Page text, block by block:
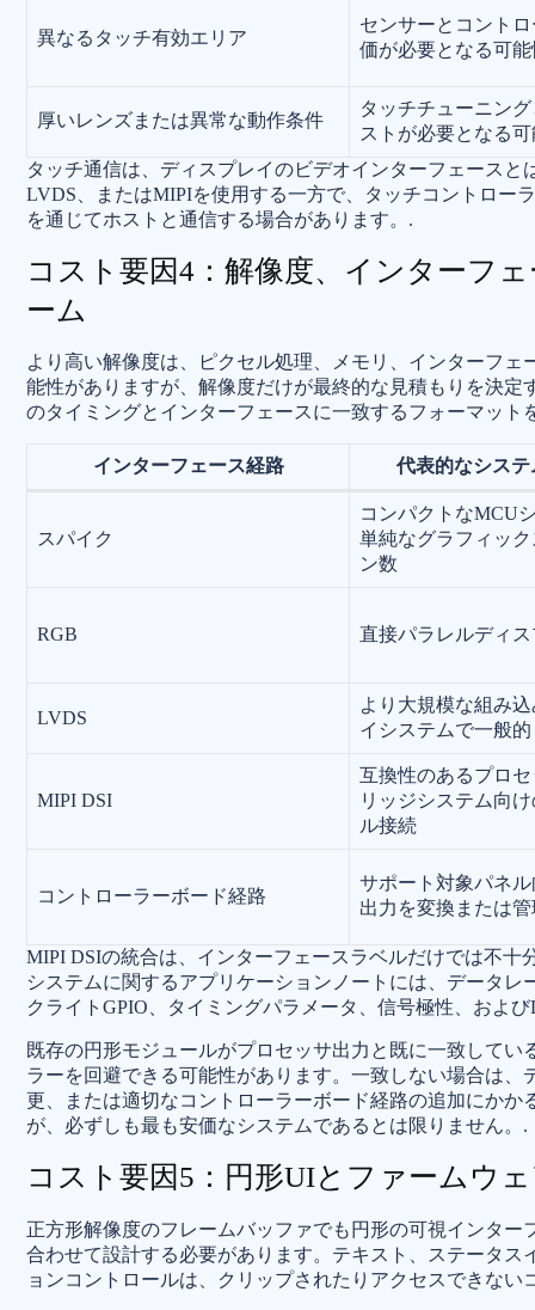
異なるタッチ有効エリア
センサーとコント
価が必要となる可
厚いレンズまたは異常な動作条件
タッチチューニン
ストが必要となる
タッチ通信は、ディスプレイのビデオインターフェース
LVDS、またはMIPIを使用する一方で、タッチコントロー
を通じてホストと通信する場合があります。.
コスト要因4：解像度、インターフ
ーム
より高い解像度は、ピクセル処理、メモリ、インターフ
能性がありますが、解像度だけが最終的な見積もりを決
のタイミングとインターフェースに一致するフォーマット
インターフェース経路 代表的なシス
スパイク
コンパクトなMCU
単純なグラフィッ
ン数
RGB 直接パラレルディ
LVDS
より大規模な組み
イシステムで一般的
MIPI DSI
互換性のあるプロ
リッジシステム向
ル接続
コントローラーボード経路
サポート対象パネ
出力を変換または管
MIPI DSIの統合は、インターフェースラベルだけでは不
システムに関するアプリケーションノートには、データ
クライトGPIO、タイミングパラメータ、信号極性、およ
既存の円形モジュールがプロセッサ出力と既に一致して
ラーを回避できる可能性があります。一致しない場合は
更、または適切なコントローラーボード経路の追加にか
が、必ずしも最も安価なシステムであるとは限りません。.
コスト要因5：円形UIとファームウ
正方形解像度のフレームバッファでも円形の可視インタ
合わせて設計する必要があります。テキスト、ステータ
ョンコントロールは、クリップされたりアクセスできな